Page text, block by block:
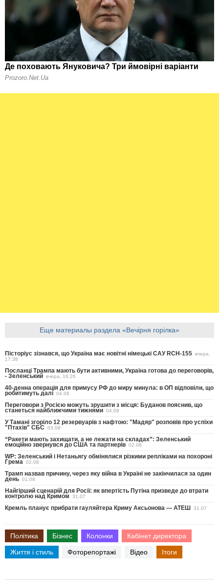
Еще материалы раздела «Вечірня горілка»
Пісторіус зізнався, що Україна має новітні німецькі САУ RCH-155 вчера,
17:38
Посланці Трампа мають бути активними, Україна готова до переговорів,
- Зеленський вчера, 16:26
40-денна операція для примусу РФ до миру минула: в ОП відповіли, що
робитимуть далі 04.08
Переговори з Росією можуть зрушити з місця: Буданов пояснив, що
станеться найближчими тижнями 04.08
У Тамані згоріло 12 резервуарів з нафтою: "Мадяр" розповів про успіхи
"Птахів" СБС 03.08
“Ракети мають захищати, а не лежати на складах”: Зеленський
емоційно звернувся до США та партнерів 02.08
WP: Зеленський і Нетаньягу обмінялися різкими репліками на похороні
Грема 02.08
Трамп назвав причину, через яку війна в Україні не закінчилася за один
день 01.08
Найгірший сценарій для Росії: як впертість Путіна призведе до втрати
контролю над Кримом 31.07
Кремль планує прибрати гауляйтера Криму Аксьонова — АТЕШ 31.07
Політика Бізнес Колонки Кабінет директора
Життя і стиль Фоторепортажі Відео Ітоги